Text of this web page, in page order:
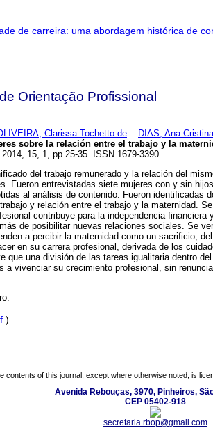
Orientação Profissional
Clarissa Tochetto de DIAS, Ana
sobre la relación entre el trabajo y la
15, 1, pp.25-35. ISSN 1679-3390.
del trabajo remunerado y la relación del
Fueron entrevistadas siete mujeres con y sin
al análisis de contenido. Fueron identificadas
y relación entre el trabajo y la maternidad. Se
contribuye para la independencia financiera
de posibilitar nuevas relaciones sociales. Se
a percibir la maternidad como un sacrificio,
en su carrera profesional, derivada de los
que una división de las tareas igualitaria dentro del
a vivenciar su crecimiento profesional, sin
)
contents of this journal, except where otherwise noted, is
Avenida Rebouças, 3970, Pinheiros,
CEP 05402-918
secretaria.rbop@gmail.com